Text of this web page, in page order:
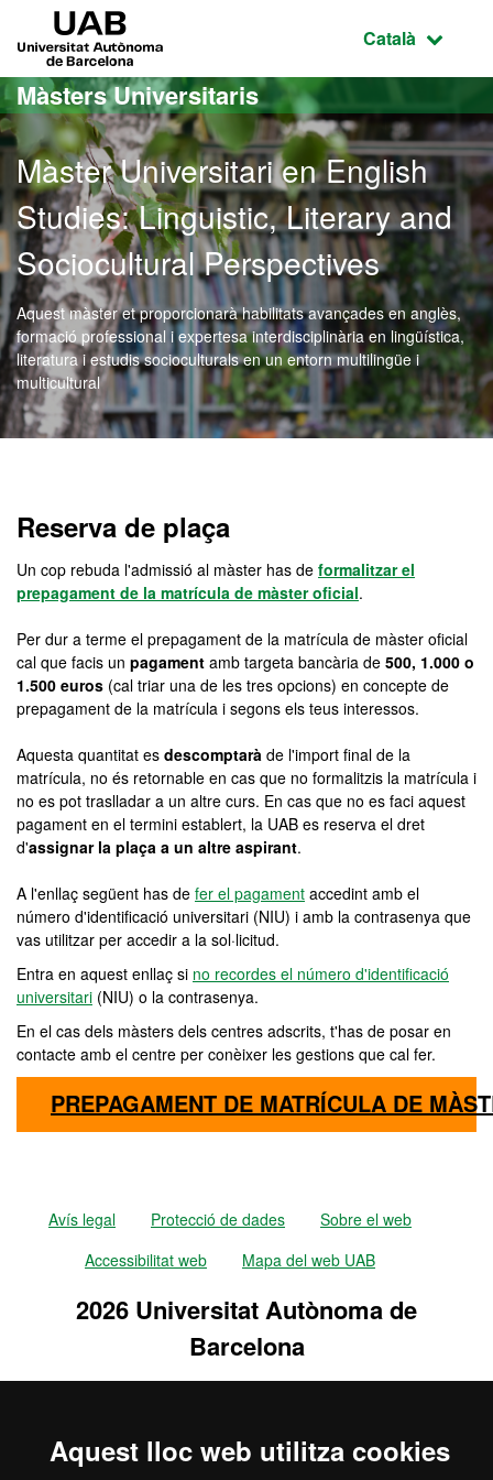
Aquest lloc web utilitza cookies
Ves al contingut principal
Ves a la navegació de la pàgina
Idioma
Català
Màsters Universitaris
Màster Universitari en English
Studies: Linguistic, Literary and
Sociocultural Perspectives
Aquest màster et proporcionarà habilitats avançades en anglès,
formació professional i expertesa interdisciplinària en lingüística,
literatura i estudis socioculturals en un entorn multilingüe i
multicultural
Reserva de plaça
Un cop rebuda l'admissió al màster has de formalitzar el
prepagament de la matrícula de màster oficial.
Per dur a terme el prepagament de la matrícula de màster oficial
cal que facis un pagament amb targeta bancària de 500, 1.000 o
1.500 euros (cal triar una de les tres opcions) en concepte de
prepagament de la matrícula i segons els teus interessos.
Aquesta quantitat es descomptarà de l'import final de la
matrícula, no és retornable en cas que no formalitzis la matrícula i
no es pot traslladar a un altre curs. En cas que no es faci aquest
pagament en el termini establert, la UAB es reserva el dret
d'assignar la plaça a un altre aspirant.
A l'enllaç següent has de fer el pagament accedint amb el
número d'identificació universitari (NIU) i amb la contrasenya que
vas utilitzar per accedir a la sol·licitud.
Entra en aquest enllaç si no recordes el número d'identificació
universitari (NIU) o la contrasenya.
En el cas dels màsters dels centres adscrits, t'has de posar en
contacte amb el centre per conèixer les gestions que cal fer.
PREPAGAMENT DE MATRÍCULA DE
Avís legal Protecció de dades
Sobre el web
Accessibilitat web
Mapa del web UAB
2026 Universitat Autònoma de
Barcelona